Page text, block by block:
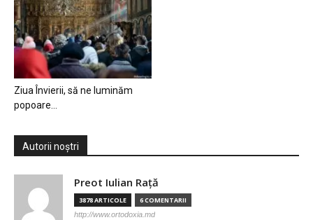
Ziua Învierii, să ne luminăm
popoare…
Autorii noștri
Preot Iulian Raţă
3878 ARTICOLE 6 COMENTARII
http://www.ortodoxia.md